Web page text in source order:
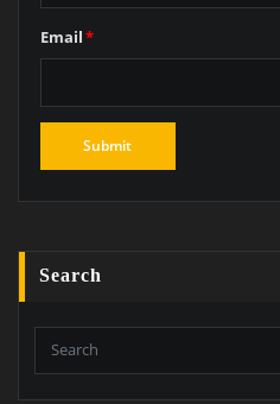
Email*
Search